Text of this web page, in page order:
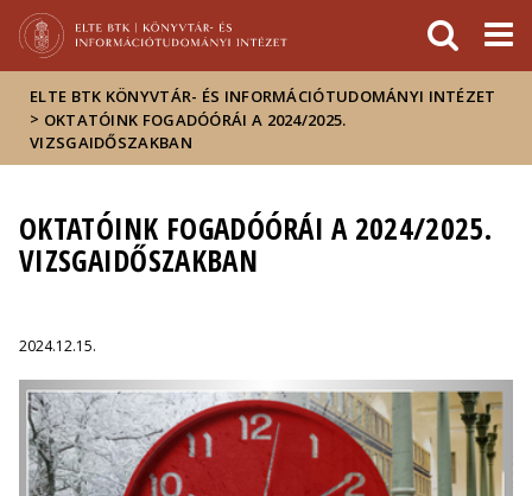
Hírek
Események
ELTE a
sajtóban
ELTE BTK KÖNYVTÁR- ÉS INFORMÁCIÓTUDOMÁNYI INTÉZET
> OKTATÓINK FOGADÓÓRÁI A 2024/2025.
VIZSGAIDŐSZAKBAN
OKTATÓINK FOGADÓÓRÁI A 2024/2025.
VIZSGAIDŐSZAKBAN
2024.12.15.